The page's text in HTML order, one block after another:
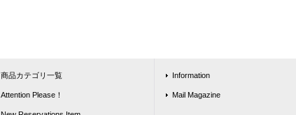
商品カテゴリ一覧
Attention Please！
Information
Mail Magazine